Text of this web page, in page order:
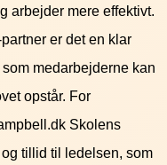
arbejder mere effektivt.
er det en klar
medarbejderne kan
opstår. For
Skolens
tillid til ledelsen, som